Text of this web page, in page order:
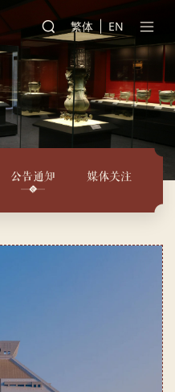
繁体 EN
公告通知 媒体关注